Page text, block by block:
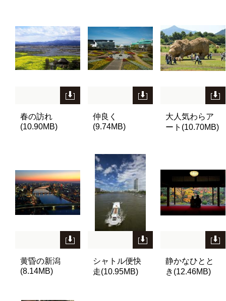
春の訪れ
(10.90MB)
仲良く
(9.74MB)
大人気わらア
ート(10.70MB)
黄昏の新潟
(8.14MB)
シャトル便快
走(10.95MB)
静かなひとと
き(12.46MB)